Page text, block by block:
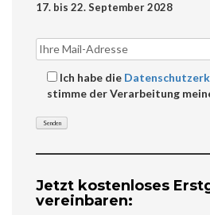
17. bis 22. September 2028
Ich habe die
stimme der Verarbeitung
Jetzt kostenloses
vereinbaren: